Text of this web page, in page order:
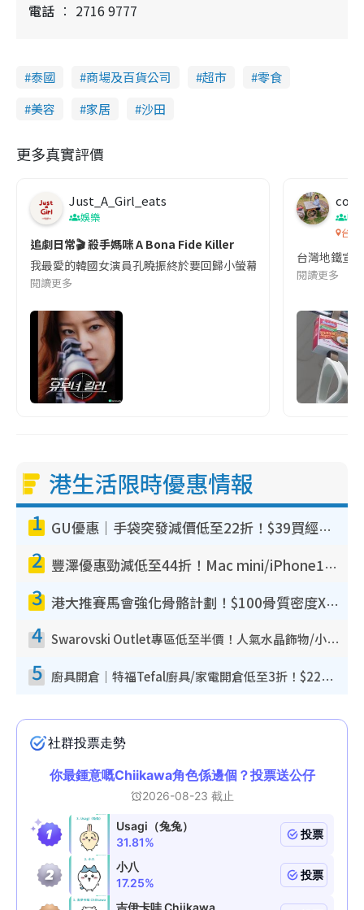
電話 2716 9777
泰國 商場及百貨公司 超市
零食
美容
家居 沙田
更多真實評價
Just_A_Girl_eats
娛樂
追劇日常🎬 殺手媽咪 A Bona Fide Killer
我最愛的韓國女演員孔曉振終於要回歸小螢幕啦!這次的劇本改編
閱讀更多
co
吹
台灣
台灣地鐵宣
閱讀更多
港生活限時優惠情報
1 GU優惠｜手袋突發減價低至22折！$39買經典波士頓包/餃子袋！飾物同步減價$29起！
2 豐澤優惠勁減低至44折！Mac mini/iPhone17Pro大減價！廚房家電$220起
3 港大推賽馬會強化骨骼計劃！$100骨質密度X光檢查 完成免費運動訓練送超市禮券！附參加資格
4 Swarovski Outlet專區低至半價！人氣水晶飾物/小擺設$138起！迪士尼款/水晶高跟鞋都有平
5 廚具開倉｜特福Tefal廚具/家電開倉低至3折！$220起買平底鍋/炒鑊/湯煲！電飯煲/吸塵機/燙斗$418起